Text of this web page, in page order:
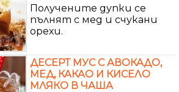
Получените дупки се
пълнят с мед и счукани
орехи.
ДЕСЕРТ МУС С АВОКАДО,
МЕД, КАКАО И КИСЕЛО
МЛЯКО В ЧАША